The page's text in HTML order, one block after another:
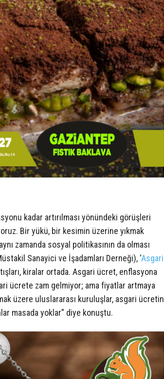
kadar artırılması yönündeki görüşleri
Bir yükü, bir kesimin üzerine yıkmak
zamanda sosyal politikasının da olması
Sanayici ve İşadamları Derneği), ‘Asgari
kiralar ortada. Asgari ücret, enflasyona
ücrete zam gelmiyor; ama fiyatlar artmaya
üzere uluslararası kuruluşlar, asgari ücretin
masada yoklar” diye konuştu.